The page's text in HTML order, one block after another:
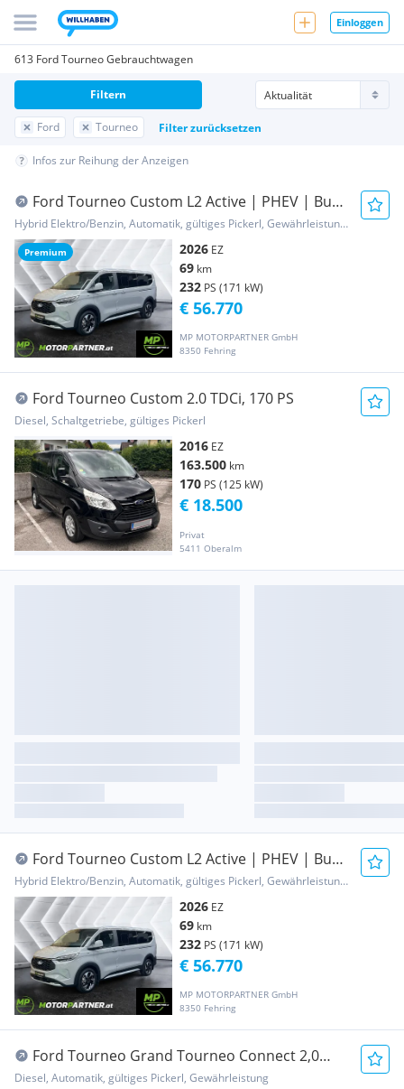
Einloggen
613 Ford Tourneo Gebrauchtwagen
Ford Tourneo Filter zurücksetzen
Filtern
Infos zur Reihung der Anzeigen
Premium
Ford Tourneo Custom L2 Active | PHEV | Bus
8-Sitze |...
Hybrid Elektro/Benzin, Automatik, gültiges Pickerl, Gewährleistung, Garantie
2026 EZ
69 km
232 PS (171 kW)
MP MOTORPARTNER GmbH
8350 Fehring
€ 56.770
Ford Tourneo Custom 2.0 TDCi, 170 PS
Diesel, Schaltgetriebe, gültiges Pickerl
2016 EZ
163.500 km
170 PS (125 kW)
Privat
5411 Oberalm
€ 18.500
Ford Tourneo Custom L2 Active | PHEV | Bus
8-Sitze |...
Hybrid Elektro/Benzin, Automatik, gültiges Pickerl, Gewährleistung, Garantie
2026 EZ
69 km
232 PS (171 kW)
MP MOTORPARTNER GmbH
8350 Fehring
€ 56.770
Ford Tourneo Grand Tourneo Connect 2,0
EcoBlue L2 Titanium Aut.
Diesel, Automatik, gültiges Pickerl, Gewährleistung